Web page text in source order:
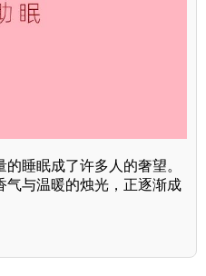
睡眠成了许多人的奢望。
气与温暖的烛光，正逐渐成